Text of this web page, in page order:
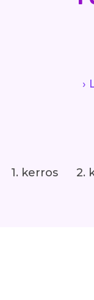
›
1. kerros 2.